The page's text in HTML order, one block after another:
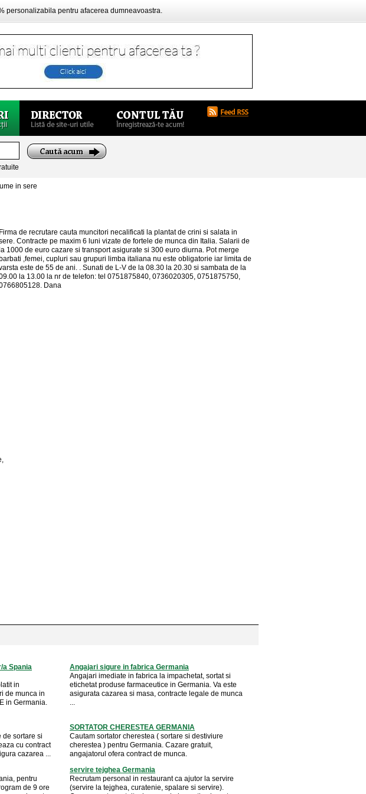
personalizabila pentru afacerea dumneavoastra.
in sere
Firma de recrutare cauta muncitori necalificati la plantat de crini si salata in
Contracte pe maxim 6 luni vizate de fortele de munca din Italia. Salarii de
la 1000 de euro cazare si transport asigurate si 300 euro diurna. Pot merge
barbati ,femei, cupluri sau grupuri limba italiana nu este obligatorie iar limita de
este de 55 de ani. . Sunati de L-V de la 08.30 la 20.30 si sambata de la
la 13.00 la nr de telefon: tel 0751875840, 0736020305, 0751875750,
Dana
a Spania
in
de munca in
in Germania.
Angajari sigure in fabrica Germania
Angajari imediate in fabrica la impachetat, sortat si
etichetat produse farmaceutice in Germania. Va este
asigurata cazarea si masa, contracte legale de munca
...
de sortare si
cu contract
cazarea ...
SORTATOR CHERESTEA GERMANIA
Cautam sortator cherestea ( sortare si destiviure
cherestea ) pentru Germania. Cazare gratuit,
angajatorul ofera contract de munca.
pentru
de 9 ore
servire tejghea Germania
Recrutam personal in restaurant ca ajutor la servire
(servire la tejghea, curatenie, spalare si servire).